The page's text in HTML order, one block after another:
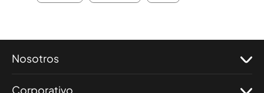
Nosotros
Corporativo